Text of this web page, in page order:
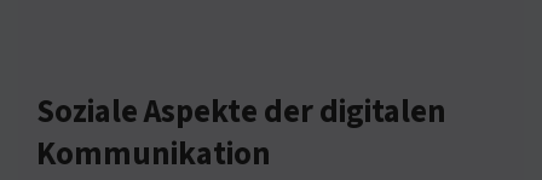
Soziale Aspekte der digitalen
Kommunikation